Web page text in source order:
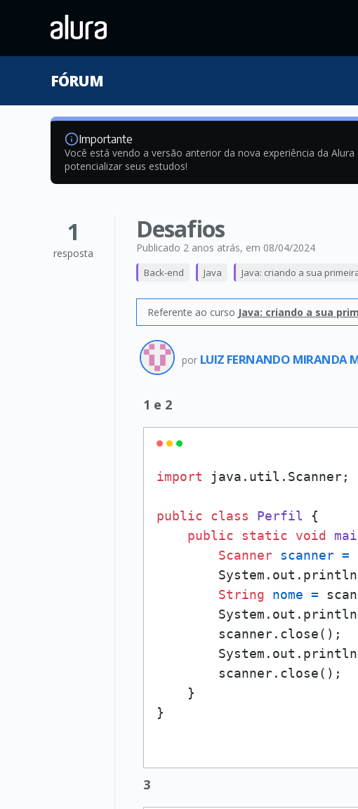
FÓRUM
Importante
Você está vendo a versão anterior da nova experiência da
potencializar seus estudos!
1
resposta
Desafios
Publicado 2 anos atrás, em 08/04/2024
Back-end Java Java: criando a sua
Referente ao curso Java: criando a sua
por LUIZ FERNANDO MIRANDA
1 e 2
import java.util.Scanner;
public class Perfil {
public
static void
Scanner scanner =
String
nome =
        scanner.close();
        scanner.close();
    }
3